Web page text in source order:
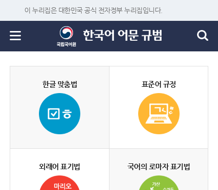
이 누리집은 대한민국 공식 전자정부 누리집입니다.
한글 맞춤법 표준어 규정
외래어 표기법 국어의 로마자 표기법